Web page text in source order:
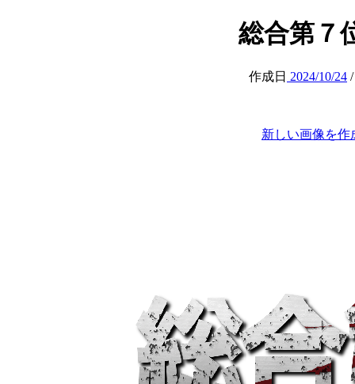
総合第７
作成日 2024/10/24
新しい画像を作